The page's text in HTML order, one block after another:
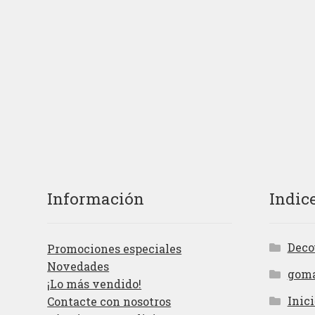
Información
Promociones especiales
Novedades
¡Lo más vendido!
Contacte con nosotros